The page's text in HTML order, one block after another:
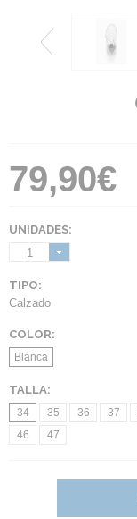
79,90€
UNIDADES:
1
TIPO:
Calzado
COLOR:
Blanca
TALLA:
34 35 36 37
46
47